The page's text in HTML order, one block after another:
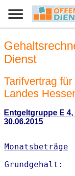
Dienst
Tarifvertrag
Landes
Entgeltgruppe E 4,
30.06.2015
Monatsbeträge